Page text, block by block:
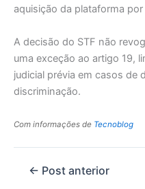
aquisição da plataforma
A decisão do STF não
uma exceção ao artigo 19,
judicial prévia em casos de
discriminação.
Com informações de Tecnoblog
← Post anterior